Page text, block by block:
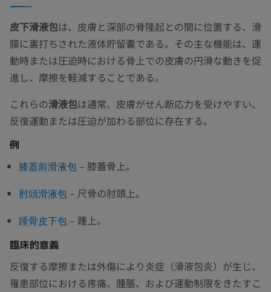
皮下滑液包は、皮膚と深部の骨隆起との間に位置する、滑
膜に裏打ちされた液体貯留嚢である。その主な機能は、運
動時または圧迫時における骨上での皮膚の円滑な動きを促
進し、摩擦を軽減することである。
これらの滑液包は通常、皮膚がせん断応力を受けやすい、
反復運動または圧迫が加わる部位に存在する。
例
膝蓋前滑液包 – 膝蓋骨上。
肘頭滑液包 – 尺骨の肘頭上。
踵骨皮下包 – 踵上。
臨床的意義
反復する摩擦または外傷により炎症（滑液包炎）が生じ、
罹患部位における疼痛、腫脹、および運動制限をきたすこ